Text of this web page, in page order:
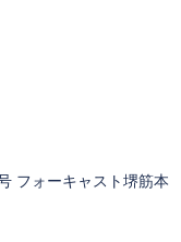
フォーキャスト堺筋本